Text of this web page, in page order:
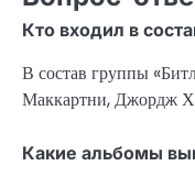
Кто входил в
В состав группы
Маккартни, Джордж
Какие альбомы